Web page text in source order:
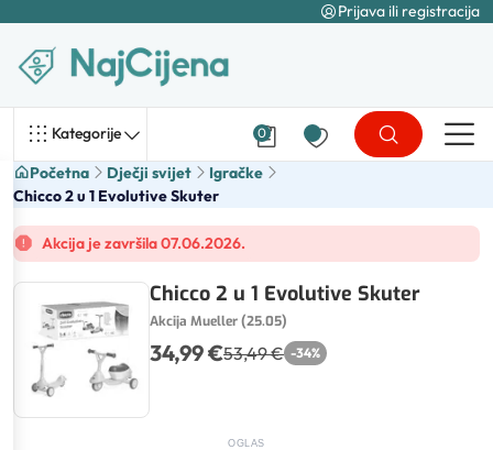
Prijava ili registracija
Kategorije 0
Početna Dječji svijet
Igračke
Chicco 2 u 1 Evolutive Skuter
Akcija je završila 07.06.2026.
Chicco 2 u 1 Evolutive Skuter
Akcija Mueller (25.05)
34,99 €53,49 € -34%
OGLAS